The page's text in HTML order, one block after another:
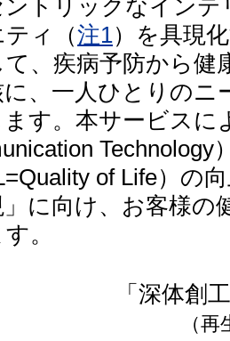
ントリックなインテ
ィ（注1）を具現
、疾病予防から健
に、一人ひとりの
す。本サービスに
of Life）の
に向け、お客様の
。
「深体創
（